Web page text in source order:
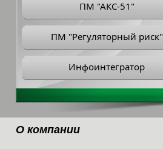
ПМ "АКС-51"
ПМ "Регуляторный риск"
Инфоинтегратор
О компании